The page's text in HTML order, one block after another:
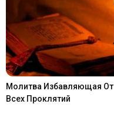
Молитва Избавляющая От
Всех Проклятий